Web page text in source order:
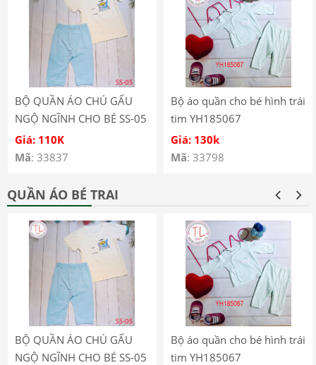
BỘ QUẦN ÁO CHÚ GẤU
NGỘ NGĨNH CHO BÉ SS-05
Giá: 110K
Mã: 33837
Bộ áo quần cho bé hình trái
tim YH185067
Giá: 130k
Mã: 33798
QUẦN ÁO BÉ TRAI
BỘ QUẦN ÁO CHÚ GẤU
NGỘ NGĨNH CHO BÉ SS-05
Bộ áo quần cho bé hình trái
tim YH185067